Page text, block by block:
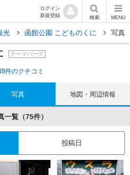
ログイン
新規登録
検索 MENU
光 函館公園 こどものくに 写真
テーマパーク
件のクチコミ
写真 地図・周辺情報
覧（75件）
投稿日